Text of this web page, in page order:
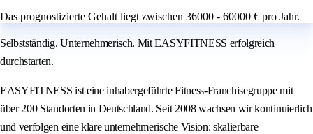
Das prognostizierte Gehalt liegt zwischen 36000 - 60000 € pro Jahr.
Selbstständig. Unternehmerisch. Mit EASYFITNESS erfolgreich
durchstarten.
EASYFITNESS ist eine inhabergeführte Fitness-Franchisegruppe mit
über 200 Standorten in Deutschland. Seit 2008 wachsen wir kontinuierlich
und verfolgen eine klare unternehmerische Vision: skalierbare